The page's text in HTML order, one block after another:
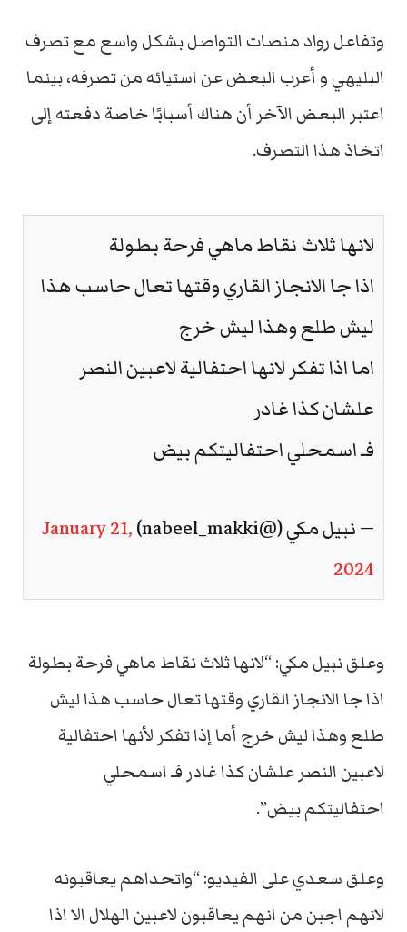
وتفاعل رواد منصات التواصل بشكل واسع مع تصرف
البليهي و أعرب البعض عن استيائه من تصرفه، بينما
اعتبر البعض الآخر أن هناك أسبابًا خاصة دفعته إلى
اتخاذ هذا التصرف.
لانها ثلاث نقاط ماهي فرحة بطولة
اذا جا الانجاز القاري وقتها تعال حاسب هذا
ليش طلع وهذا ليش خرج
اما اذا تفكر لانها احتفالية لاعبين النصر
علشان كذا غادر
فـ اسمحلي احتفاليتكم بيض
— نبيل مكي (@nabeel_makki)
January 21,
2024
وعلق نبيل مكي: “لانها ثلاث نقاط ماهي فرحة بطولة
اذا جا الانجاز القاري وقتها تعال حاسب هذا ليش
طلع وهذا ليش خرج أما إذا تفكر لأنها احتفالية
لاعبين النصر علشان كذا غادر فـ اسمحلي
احتفاليتكم بيض”.
وعلق سعدي على الفيديو: “واتحداهم يعاقبونه
لانهم اجبن من انهم يعاقبون لاعبين الهلال الا اذا